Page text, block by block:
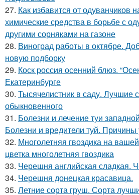
27. Как избавится от одуванчиков
химические средства в борьбе с
другими сорняками на газоне
28. Виноград работы в октябре.
новую подборку
29. Коск россия осенний блюз.
Екатеринбурге
30. Тысячелистник в саду. Лучшие
обыкновенного
31. Болезни и лечение туи
Болезни и вредители туй.
32. Многолетняя гвоздика на
цветка многолетняя гвоздика
33. Черешня английская
34. Черешня донецкая красавица.
35. Летние сорта груш. Сорта